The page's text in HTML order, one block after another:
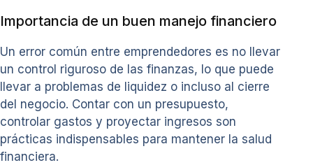
Importancia de un buen manejo financiero
Un error común entre emprendedores es no llevar
un control riguroso de las finanzas, lo que puede
llevar a problemas de liquidez o incluso al cierre
del negocio. Contar con un presupuesto,
controlar gastos y proyectar ingresos son
prácticas indispensables para mantener la salud
financiera.